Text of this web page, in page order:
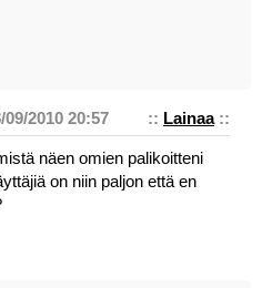
:: Lainaa::
2010 20:57
näen omien palikoitteni
on niin paljon että en